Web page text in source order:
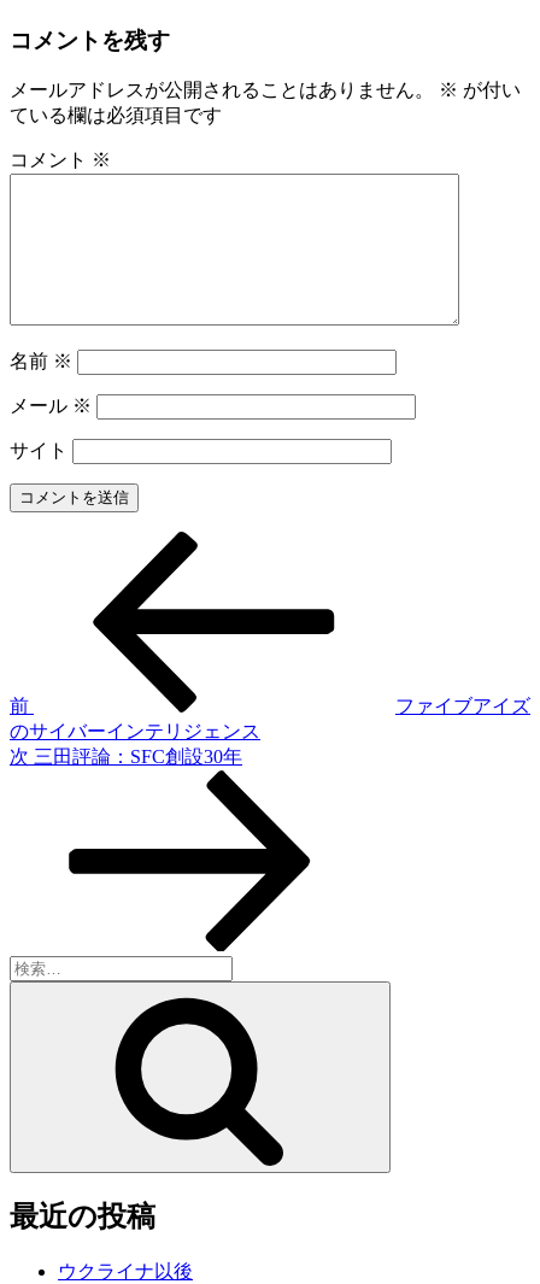
コメントを残す
メールアドレスが公開されることはありません。 ※ が付い
ている欄は必須項目です
コメント ※
名前 ※
メール ※
サイト
ゲ
ー
前
ファイブアイズ
のサイバーインテリジェンス
次
次 三田評論：SFC創設30年
検
索:
最近の投稿
ウクライナ以後